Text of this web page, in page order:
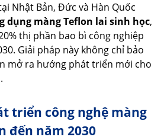
Nhật Bản, Đức và Hàn Quốc
dụng màng Teflon lai sinh học,
thị phần bao bì công nghiệp
Giải pháp này không chỉ bảo
mở ra hướng phát triển mới cho
triển công nghệ màng
đến năm 2030